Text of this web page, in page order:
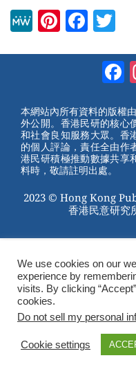
M
Pi
st
F
b
o
o
k
tt
er
本網站內所有資料的版權
外公開。香港民研的核心
和社會良知服務大眾。香
的個人評論，責任全由作
港民研積極推動數據共享
料時，敬請註明出處。
2023 © Hong Kong
香港民意研究
We use cookies on our
experience by
visits. By clicking
cookies.
Do not sell my personal
Cookie settings